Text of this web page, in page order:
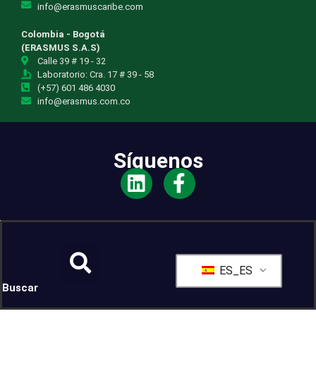
info@erasmuscaribe.com
Colombia - Bogotá
(ERASMUS S.A.S)
Calle 39 # 19 - 32
Laboratorio: Cra. 17 # 39 - 58
(+57) 601 486 4030
info@erasmus.com.co
Síguenos
Buscar
ES_ES